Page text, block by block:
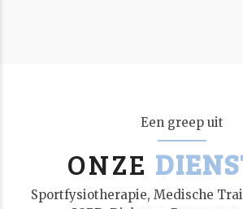
Een greep uit
ONZE
Sportfysiotherapie, Medische